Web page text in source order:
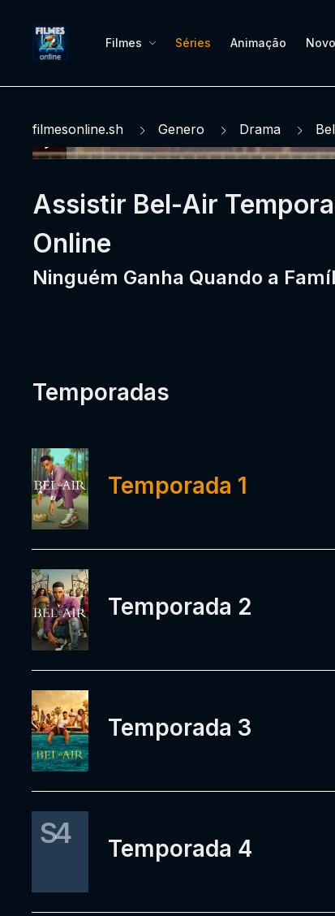
Filmes Séries Animação Novo
filmesonline.sh Genero Drama
Assistir Bel-Air
Online
Ninguém Ganha Quando a
Temporadas
Temporada 1
Temporada 2
Temporada 3
S4 Temporada 4